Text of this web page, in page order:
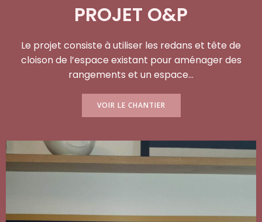
PROJET O&P
Le projet consiste à utiliser les redans et tête de
cloison de l’espace existant pour aménager des
rangements et un espace…
VOIR LE CHANTIER